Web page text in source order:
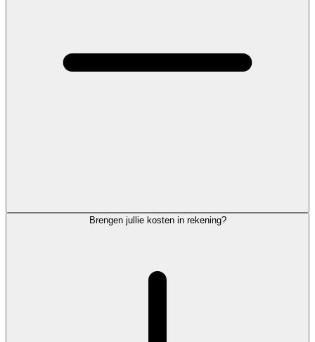
Brengen jullie kosten in rekening?